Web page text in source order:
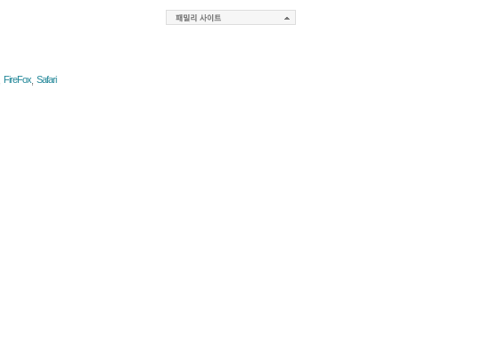
FireFox Safari